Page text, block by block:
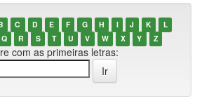
C D E F G H I J K
L
Q R S T U V W X Y Z
com as primeiras letras: